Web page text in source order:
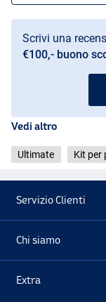
Scrivi una
€100,- buono
Vedi altro
Ultimate Kit per
Servizio Clienti
Chi siamo
Extra